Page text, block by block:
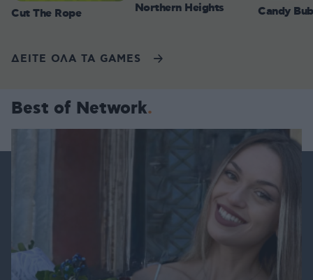
Cut The Rope Northern Heights Candy
ΔΕΙΤΕ ΟΛΑ ΤΑ GAMES
Best of Network